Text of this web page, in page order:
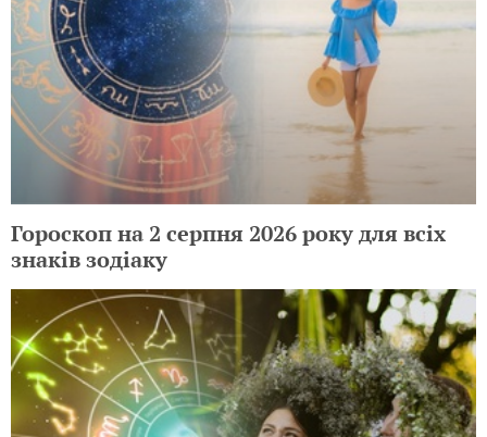
Гороскоп на 2 серпня 2026 року для всіх
знаків зодіаку